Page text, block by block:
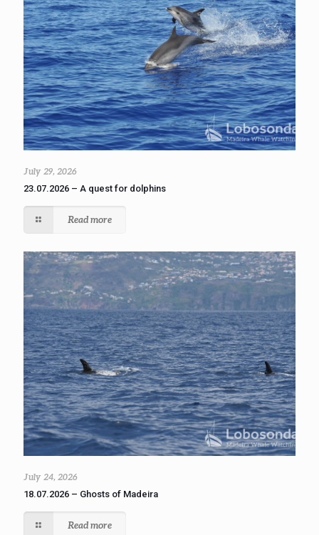
July 29, 2026
23.07.2026 – A quest for dolphins
Read more
July 24, 2026
18.07.2026 – Ghosts of Madeira
Read more